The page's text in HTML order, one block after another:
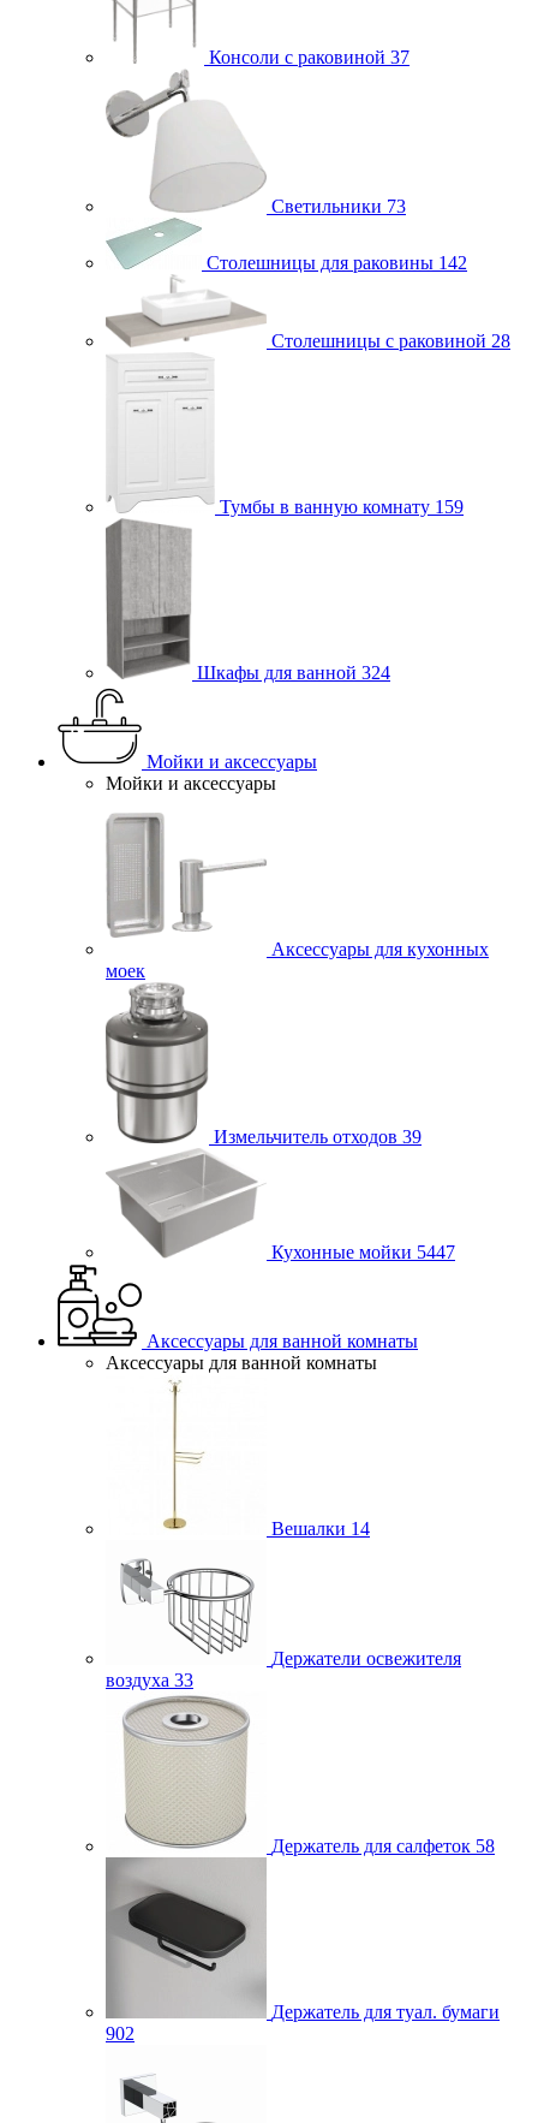
Консоли с раковиной 37
Светильники 73
Столешницы для раковины 142
Столешницы с раковиной 28
Тумбы в ванную комнату 159
Шкафы для ванной 324
Мойки и аксессуары
Мойки и аксессуары
Аксессуары для кухонных
моек
Измельчитель отходов 39
Кухонные мойки 5447
Аксессуары для ванной комнаты
Аксессуары для ванной комнаты
Вешалки 14
Держатели освежителя
воздуха 33
Держатель для салфеток 58
Держатель для туал. бумаги
902